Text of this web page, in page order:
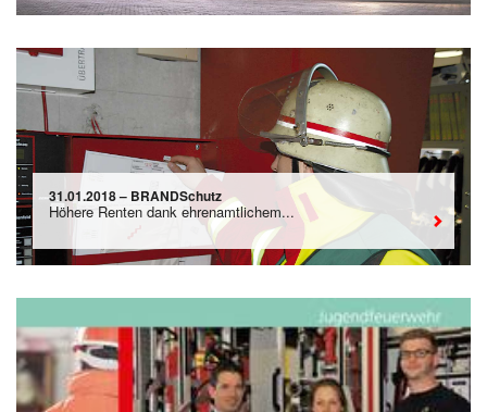
31.01.2018 – BRANDSchutz
Höhere Renten dank ehrenamtlichem...